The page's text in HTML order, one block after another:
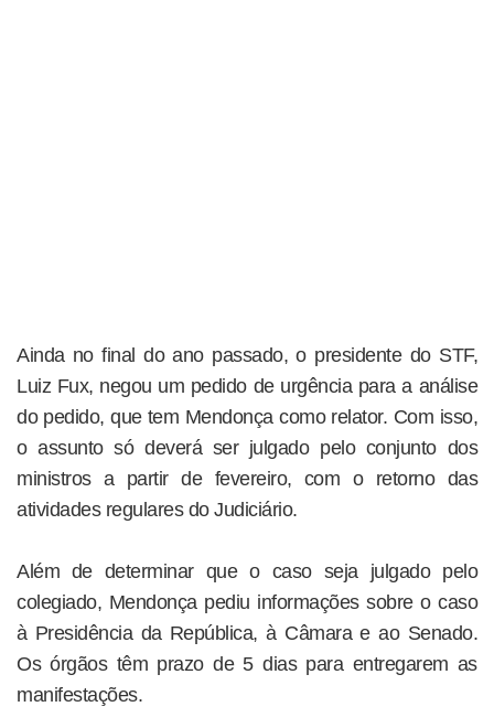
Ainda no final do ano passado, o presidente do STF,
Luiz Fux, negou um pedido de urgência para a análise
do pedido, que tem Mendonça como relator. Com isso,
o assunto só deverá ser julgado pelo conjunto dos
ministros a partir de fevereiro, com o retorno das
atividades regulares do Judiciário.
Além de determinar que o caso seja julgado pelo
colegiado, Mendonça pediu informações sobre o caso
à Presidência da República, à Câmara e ao Senado.
Os órgãos têm prazo de 5 dias para entregarem as
manifestações.